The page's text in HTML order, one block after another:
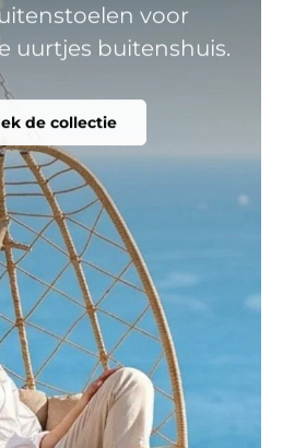
voor
uurtjes buitenshuis.
de collectie